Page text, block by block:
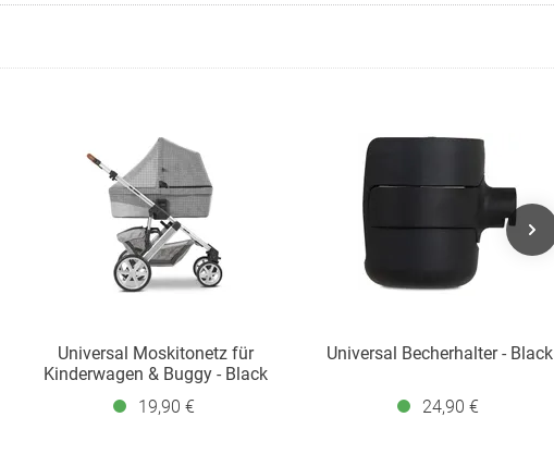
Universal Moskitonetz für
Kinderwagen & Buggy - Black
19,90 €
Universal Becherhalter - Black
24,90 €